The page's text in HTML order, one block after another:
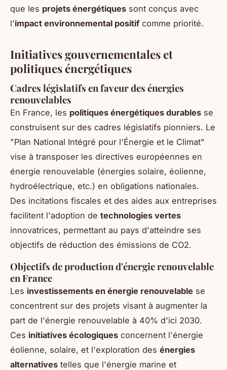
que les projets énergétiques sont conçus avec
l'impact environnemental positifcomme priorité.
Initiatives gouvernementales et
politiques énergétiques
Cadres législatifs en faveur des énergies
renouvelables
En France, les politiques énergétiques durables se
construisent sur des cadres législatifs pionniers. Le
"Plan National Intégré pour l'Énergie et le Climat"
vise à transposer les directives européennes en
énergie renouvelable (énergies solaire, éolienne,
hydroélectrique, etc.) en obligations nationales.
Des incitations fiscales et des aides aux entreprises
facilitent l'adoption de technologies vertes
innovatrices, permettant au pays d'atteindre ses
objectifs de réduction des émissions de CO2.
Objectifs de production d'énergie renouvelable
en France
Les investissements en énergie renouvelable se
concentrent sur des projets visant à augmenter la
part de l'énergie renouvelable à 40% d'ici 2030.
Ces initiatives écologiques concernent l'énergie
éolienne, solaire, et l'exploration des énergies
alternatives telles que l'énergie marine et